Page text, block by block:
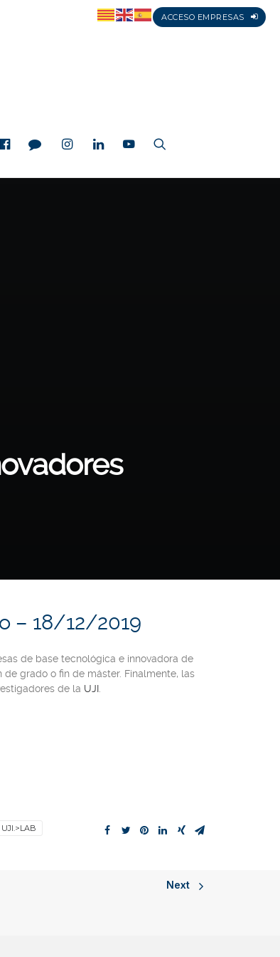
ACCESO EMPRESAS
– 18/12/2019
de base tecnológica e innovadora de
grado o fin de máster. Finalmente, las
de la UJI
UJI.>LAB
Next